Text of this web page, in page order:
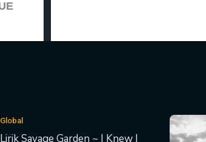
Global
Lirik Savage Garden ~ I Knew I